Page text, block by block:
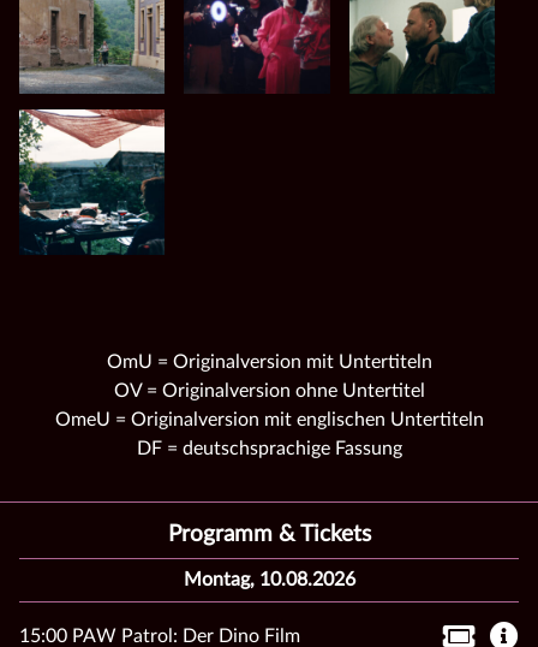
OmU = Originalversion mit Untertiteln
OV = Originalversion ohne Untertitel
OmeU = Originalversion mit englischen Untertiteln
DF = deutschsprachige Fassung
Programm & Tickets
Montag, 10.08.2026
15:00 PAW Patrol: Der Dino Film